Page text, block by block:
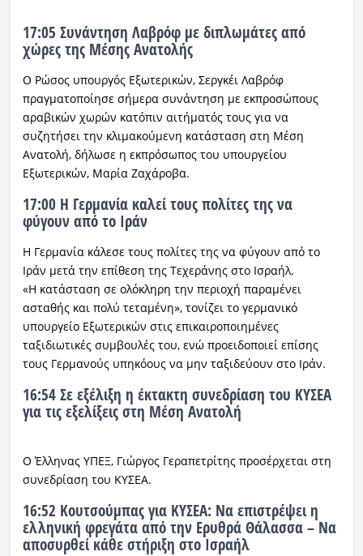
17:05 Συνάντηση Λαβρόφ με διπλωμάτες από
χώρες της Μέσης Ανατολής
Ο Ρώσος υπουργός Εξωτερικών, Σεργκέι Λαβρόφ
πραγματοποίησε σήμερα συνάντηση με εκπροσώπους
αραβικών χωρών κατόπιν αιτήματός τους για να
συζητήσει την κλιμακούμενη κατάσταση στη Μέση
Ανατολή, δήλωσε η εκπρόσωπος του υπουργείου
Εξωτερικών, Μαρία Ζαχάροβα.
17:00 Η Γερμανία καλεί τους πολίτες της να
φύγουν από το Ιράν
Η Γερμανία κάλεσε τους πολίτες της να φύγουν από το
Ιράν μετά την επίθεση της Τεχεράνης στο Ισραήλ.
«Η κατάσταση σε ολόκληρη την περιοχή παραμένει
ασταθής και πολύ τεταμένη», τονίζει το γερμανικό
υπουργείο Εξωτερικών στις επικαιροποιημένες
ταξιδιωτικές συμβουλές του, ενώ προειδοποιεί επίσης
τους Γερμανούς υπηκόους να μην ταξιδεύουν στο Ιράν.
16:54 Σε εξέλιξη η έκτακτη συνεδρίαση του ΚΥΣΕΑ
για τις εξελίξεις στη Μέση Ανατολή
Ο Έλληνας ΥΠΕΞ, Γιώργος Γεραπετρίτης προσέρχεται στη
συνεδρίαση του ΚΥΣΕΑ.
16:52 Κουτσούμπας για ΚΥΣΕΑ: Να επιστρέψει η
ελληνική φρεγάτα από την Ερυθρά Θάλασσα – Να
αποσυρθεί κάθε στήριξη στο Ισραήλ